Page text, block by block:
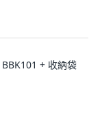
+ 收納袋